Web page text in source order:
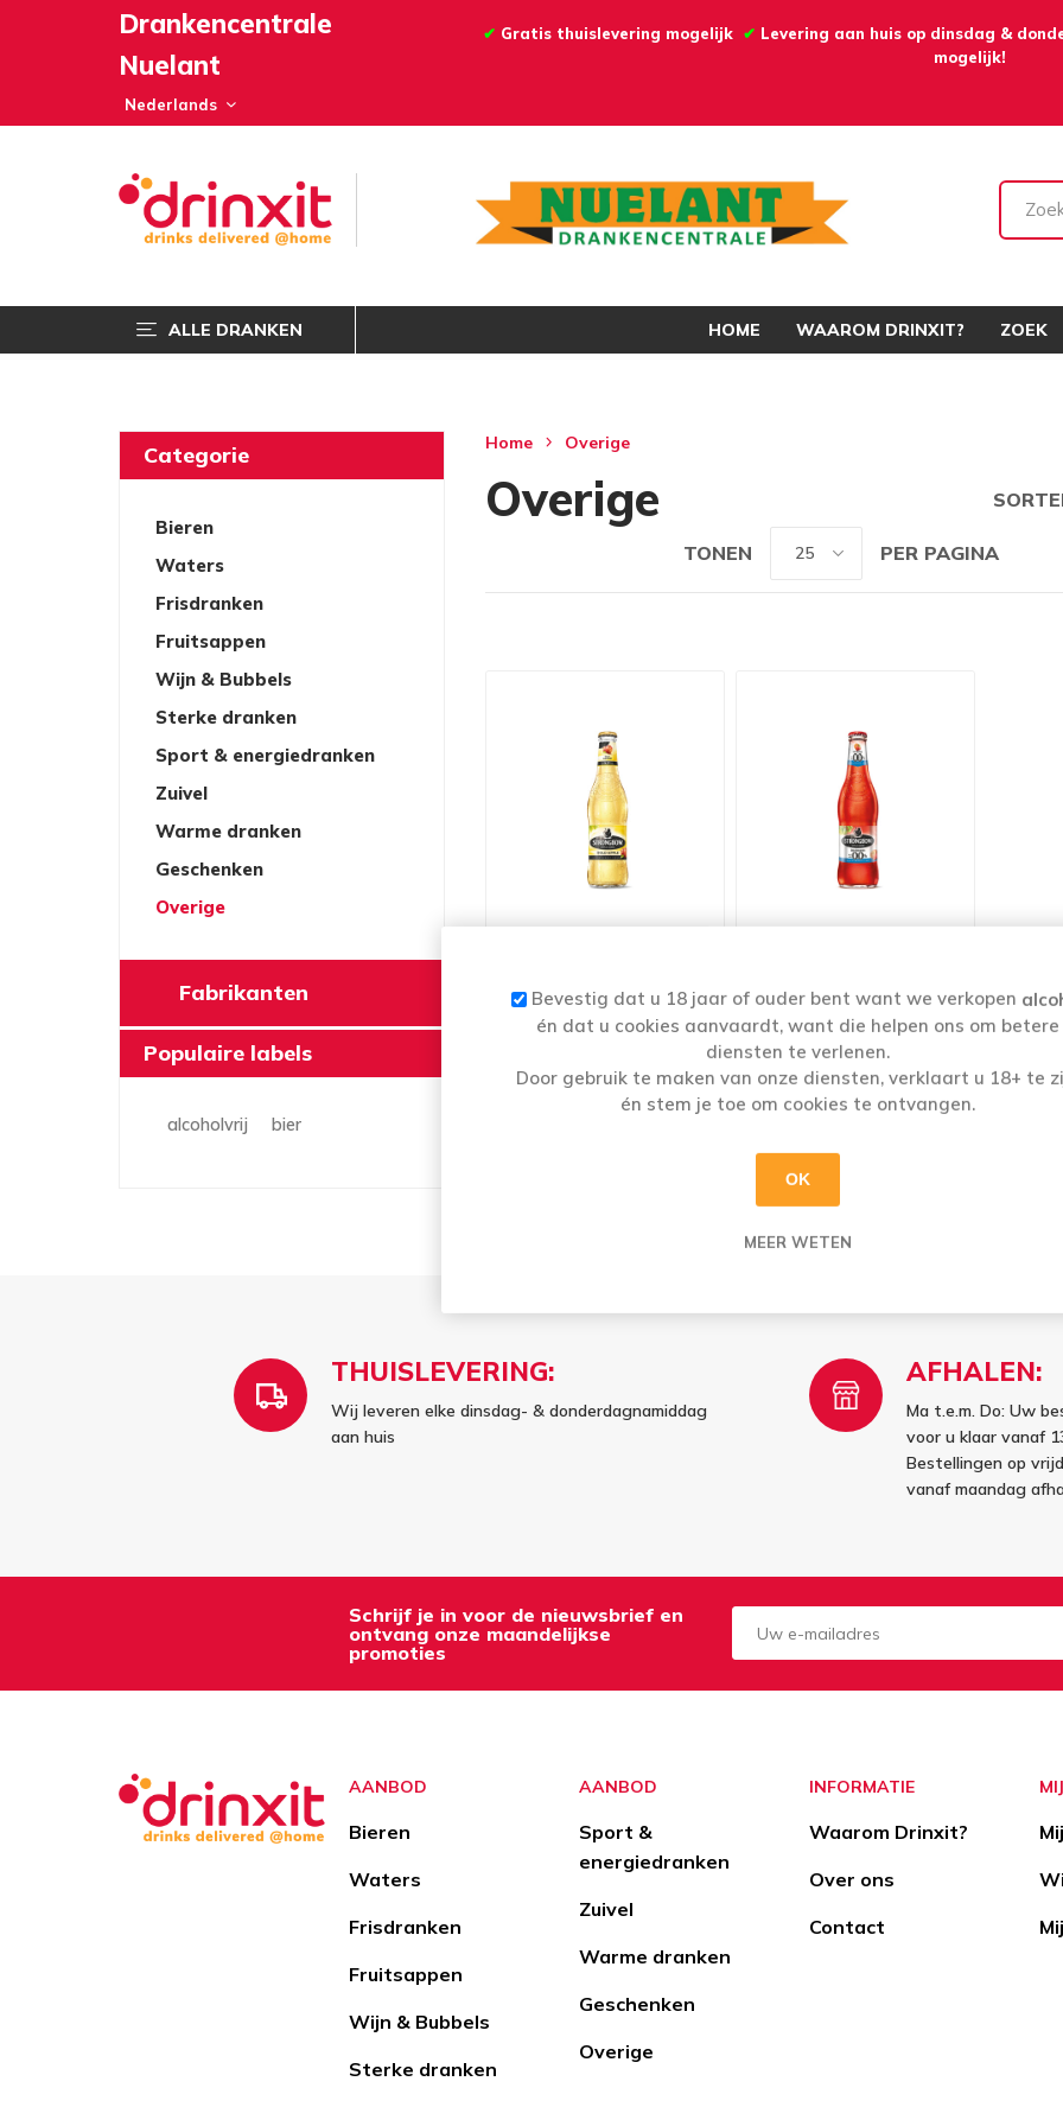
Drankencentrale
Nuelant
✔ Gratis thuislevering mogelijk ✔ Levering aan huis op dinsdag &
mogelijk!
ALLE DRANKEN HOME WAAROM DRINXIT? ZOEK
Categorie
Bieren
Waters
Frisdranken
Fruitsappen
Wijn & Bubbels
Sterke dranken
Sport & energiedranken
Zuivel
Warme dranken
Geschenken
Overige
Fabrikanten
Populaire labels
alcoholvrij bier
Home Overige
Overige
TONEN PER PAGINA
APPLE 33CL
€2,48
BERRIES 0,0% 33CL
€2,31
THUISLEVERING:
Wij leveren elke dinsdag- & donderdagnamiddag
aan huis
AFHALEN:
Ma t.e.m. Do: Uw
voor u klaar vanaf
Bestellingen op
vanaf maandag
Schrijf je in voor de nieuwsbrief en
ontvang onze maandelijkse
promoties
AANBOD
Bieren
Waters
Frisdranken
Fruitsappen
Wijn & Bubbels
Sterke dranken
AANBOD
Sport &
energiedranken
Zuivel
Warme dranken
Geschenken
Overige
INFORMATIE
Waarom Drinxit?
Over ons
Contact
Bevestig dat u 18 jaar of ouder bent want we verkopen
én dat u cookies aanvaardt, want die helpen ons om betere
diensten te verlenen.
Door gebruik te maken van onze diensten, verklaart u 18+ te
én stem je toe om cookies te ontvangen.
OK
MEER WETEN